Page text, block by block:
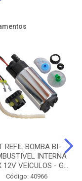
REFIL BOMBA BI-
INTERNA
12V VEICULOS - G...
Código: 40966